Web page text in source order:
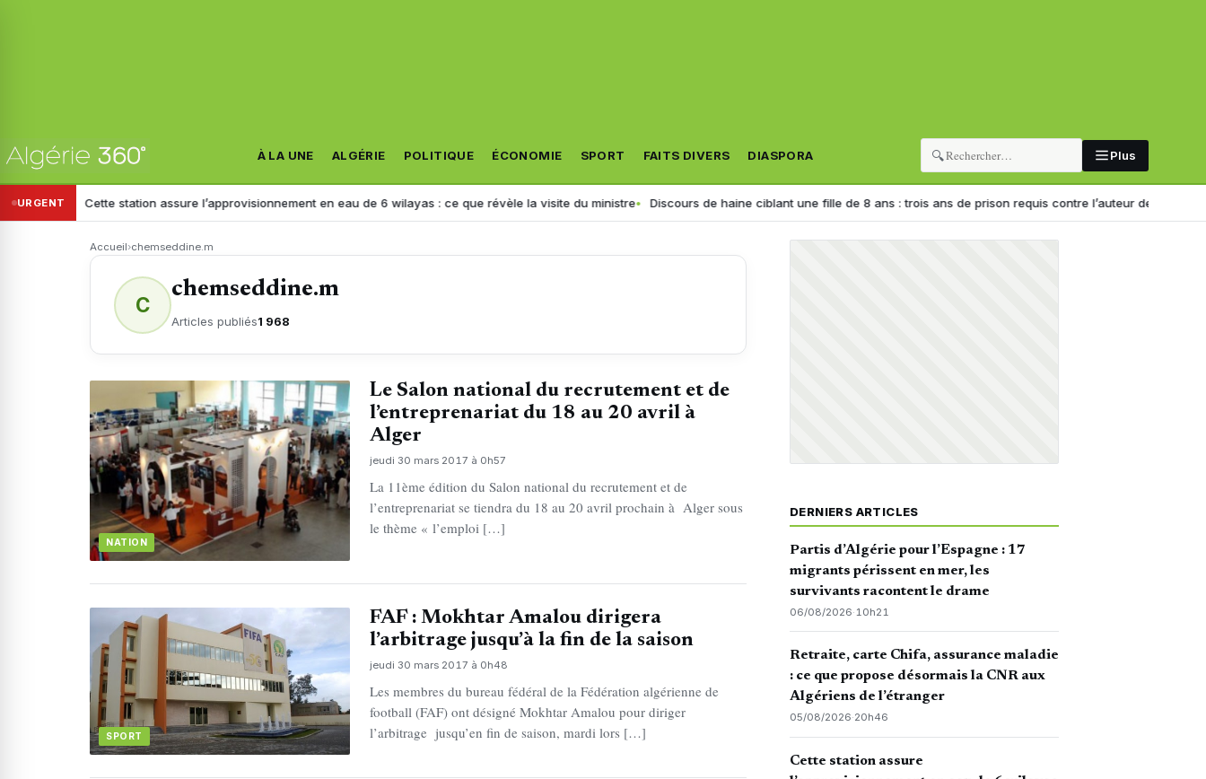
À LA UNE ALGÉRIE POLITIQUE ÉCONOMIE SPORT FAITS DIVERS DIASPORA 🔍 Plus
URGENT
station assure l’approvisionnement en eau de 6 wilayas : ce que révèle la visite du ministre Discours de haine ciblant une fille de 8 ans : trois ans de prison requis contre l’auteur de la vidéo Assurance en
Accueil›chemseddine.m
C
chemseddine.m
Articles publiés1 968
NATION
Le Salon national du recrutement et de
l’entreprenariat du 18 au 20 avril à
Alger
jeudi 30 mars 2017 à 0h57
La 11ème édition du Salon national du recrutement et de
l’entreprenariat se tiendra du 18 au 20 avril prochain à Alger sous
le thème « l’emploi […]
SPORT
FAF : Mokhtar Amalou dirigera
l’arbitrage jusqu’à la fin de la saison
jeudi 30 mars 2017 à 0h48
Les membres du bureau fédéral de la Fédération algérienne de
football (FAF) ont désigné Mokhtar Amalou pour diriger
l’arbitrage jusqu’en fin de saison, mardi lors […]
DERNIERS ARTICLES
Partis d’Algérie pour l’Espagne : 17
migrants périssent en mer, les
survivants racontent le drame
06/08/2026· 10h21
Retraite, carte Chifa, assurance maladie
: ce que propose désormais la CNR aux
Algériens de l’étranger
05/08/2026·20h46
Cette station assure